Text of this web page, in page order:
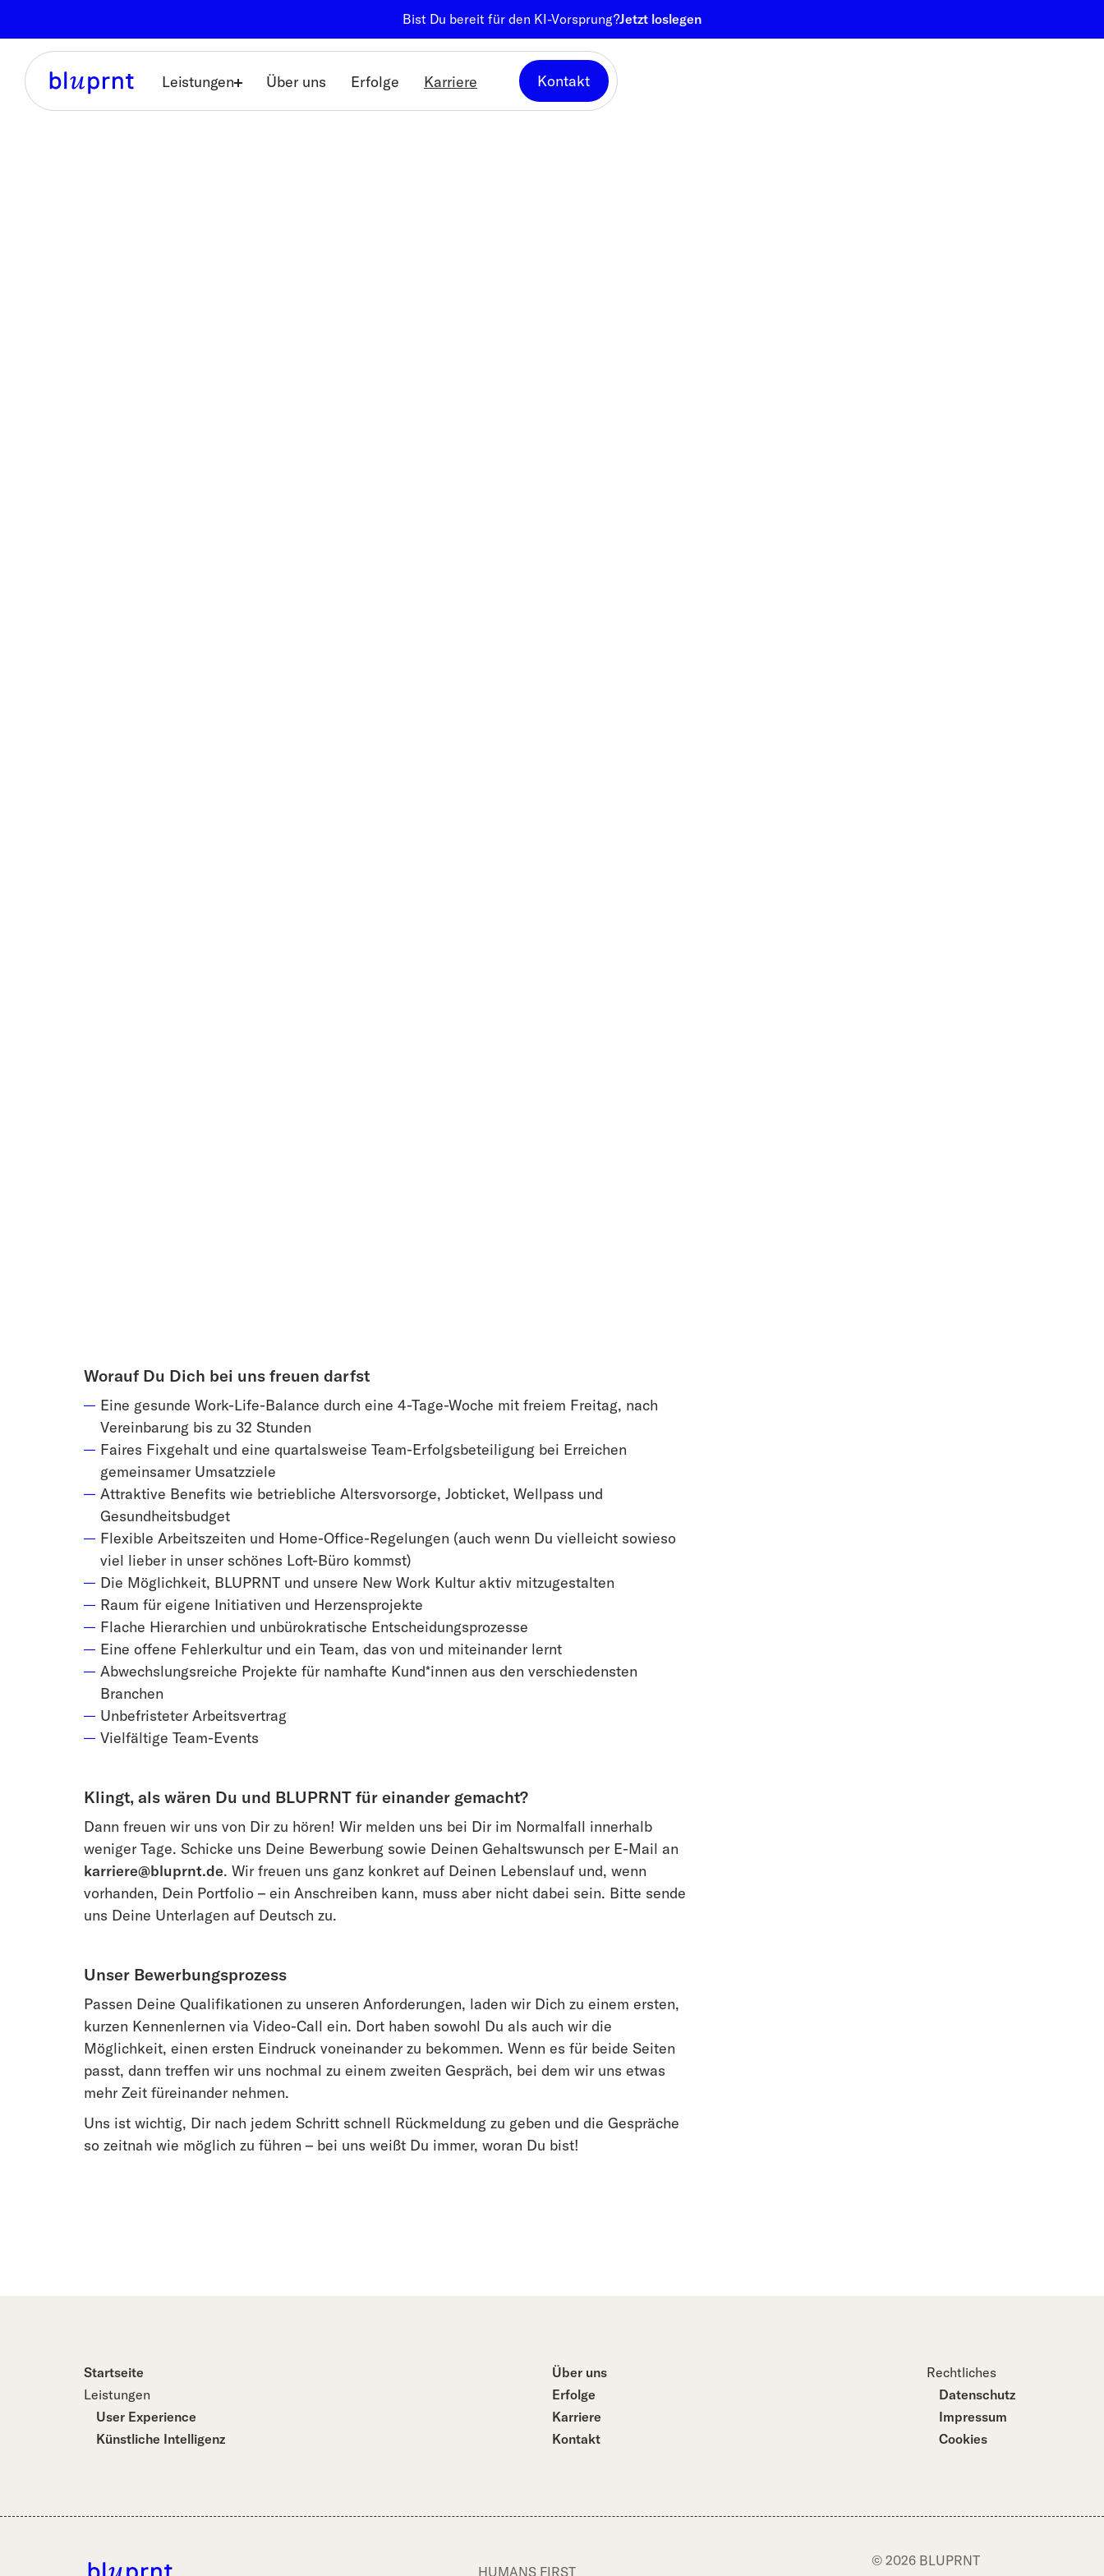
Bist Du bereit für den KI-Vorsprung?Jetzt loslegen
Leistungen Über uns Erfolge Karriere Kontakt
Worauf Du Dich bei uns freuen darfst
Eine gesunde Work-Life-Balance durch eine 4-Tage-Woche mit freiem Freitag, nach
Vereinbarung bis zu 32 Stunden
Faires Fixgehalt und eine quartalsweise Team-Erfolgsbeteiligung bei Erreichen
gemeinsamer Umsatzziele
Attraktive Benefits wie betriebliche Altersvorsorge, Jobticket, Wellpass und
Gesundheitsbudget
Flexible Arbeitszeiten und Home-Office-Regelungen (auch wenn Du vielleicht sowieso
viel lieber in unser schönes Loft-Büro kommst)
Die Möglichkeit, BLUPRNT und unsere New Work Kultur aktiv mitzugestalten
Raum für eigene Initiativen und Herzensprojekte
Flache Hierarchien und unbürokratische Entscheidungsprozesse
Eine offene Fehlerkultur und ein Team, das von und miteinander lernt
Abwechslungsreiche Projekte für namhafte Kund*innen aus den verschiedensten
Branchen
Unbefristeter Arbeitsvertrag
Vielfältige Team-Events
Klingt, als wären Du und BLUPRNT für einander gemacht?
Dann freuen wir uns von Dir zu hören! Wir melden uns bei Dir im Normalfall innerhalb
weniger Tage. Schicke uns Deine Bewerbung sowie Deinen Gehaltswunsch per E-Mail an
karriere@bluprnt.de. Wir freuen uns ganz konkret auf Deinen Lebenslauf und, wenn
vorhanden, Dein Portfolio – ein Anschreiben kann, muss aber nicht dabei sein. Bitte sende
uns Deine Unterlagen auf Deutsch zu.
Unser Bewerbungsprozess
Passen Deine Qualifikationen zu unseren Anforderungen, laden wir Dich zu einem ersten,
kurzen Kennenlernen via Video-Call ein. Dort haben sowohl Du als auch wir die
Möglichkeit, einen ersten Eindruck voneinander zu bekommen. Wenn es für beide Seiten
passt, dann treffen wir uns nochmal zu einem zweiten Gespräch, bei dem wir uns etwas
mehr Zeit füreinander nehmen.
Uns ist wichtig, Dir nach jedem Schritt schnell Rückmeldung zu geben und die Gespräche
so zeitnah wie möglich zu führen – bei uns weißt Du immer, woran Du bist!
Startseite
Leistungen
User Experience
Künstliche Intelligenz
Über uns
Erfolge
Karriere
Kontakt
Rechtliches
Datenschutz
Impressum
Cookies
HUMANS FIRST
© 2026 BLUPRNT